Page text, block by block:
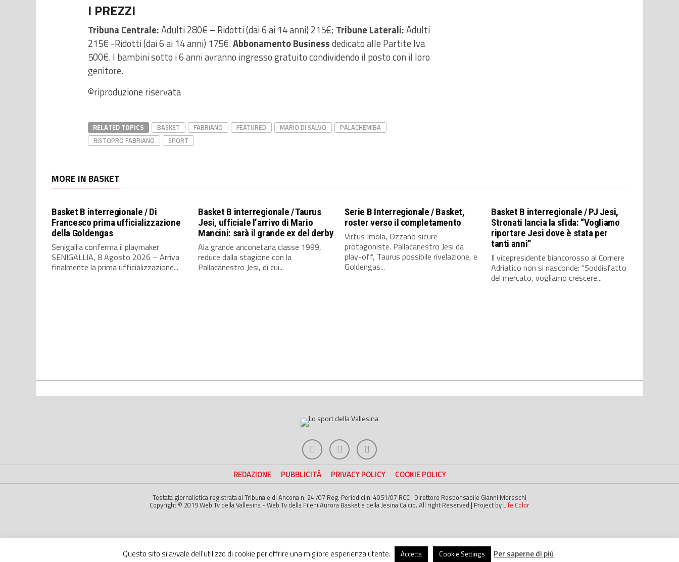
I PREZZI
Tribuna Centrale:Adulti 280€ – Ridotti (dai 6 ai 14 anni) 215€; Tribune Laterali:Adulti
215€ -Ridotti (dai 6 ai 14 anni) 175€.Abbonamento Businessdedicato alle Partite Iva
500€. I bambini sotto i 6 anni avranno ingresso gratuito condividendo il posto con il loro
genitore.
©riproduzione riservata
RELATED TOPICS BASKET FABRIANO FEATURED MARIO DI SALVO
PALACHEMIBA
RISTOPRO FABRIANO
SPORT
MORE IN BASKET
Basket B interregionale / Di
Francesco prima ufficializzazione
della Goldengas
Senigallia conferma il playmaker
SENIGALLIA, 8 Agosto 2026 – Arriva
finalmente la prima ufficializzazione...
Basket B interregionale / Taurus
Jesi, ufficiale l’arrivo di Mario
Mancini: sarà il grande ex del derby
Ala grande anconetana classe 1999,
reduce dalla stagione con la
Pallacanestro Jesi, di cui...
Serie B Interregionale / Basket,
roster verso il completamento
Virtus Imola, Ozzano sicure
protagoniste. Pallacanestro Jesi da
play-off, Taurus possibile rivelazione, e
Goldengas...
Basket B interregionale / PJ Jesi,
Stronati lancia la sfida: “Vogliamo
riportare Jesi dove è stata per
tanti anni”
Il vicepresidente biancorosso al Corriere
Adriatico non si nasconde: “Soddisfatto
del mercato, vogliamo crescere...
REDAZIONE PUBBLICITÀ PRIVACY POLICY COOKIE POLICY
Testata giornalistica registrata al Tribunale di Ancona n. 24 /07 Reg. Periodici n. 4051/07 RCC | Direttore Responsabile Gianni Moreschi
Copyright © 2019 Web Tv della Vallesina - Web Tv della Fileni Aurora Basket e della Jesina Calcio. All right Reserved | Project by Life Color
Questo sito si avvale dell'utilizzo di cookie per offrire una migliore esperienza utente. Accetta Cookie Settings Per saperne di più